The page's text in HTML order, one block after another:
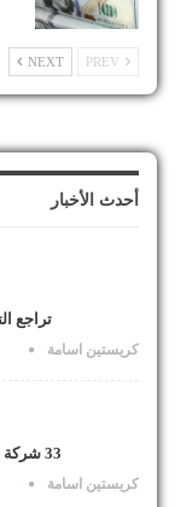
NEXT
أحدث الأخبار
تراجع
كريستين اسامة
33 شركة جديدة تنضم لقطاع الذهب في السودان
كريستين اسامة